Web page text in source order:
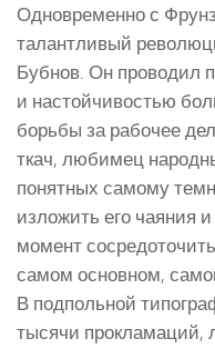
Одновременно с
талантливый
Бубнов. Он проводил
и настойчивостью
борьбы за рабочее
ткач, любимец
понятных самому
изложить его чаяния
момент
самом основном,
В подпольной
тысячи прокламаций,